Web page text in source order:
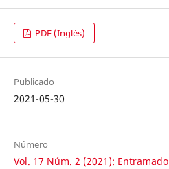
PDF (Inglés)
Publicado
2021-05-30
Número
Vol. 17 Núm. 2 (2021): Entramado